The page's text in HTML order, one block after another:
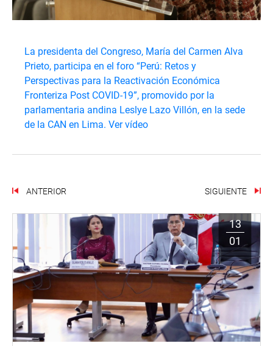
La presidenta del Congreso, María del Carmen Alva
Prieto, participa en el foro “Perú: Retos y
Perspectivas para la Reactivación Económica
Fronteriza Post COVID-19”, promovido por la
parlamentaria andina Leslye Lazo Villón, en la sede
de la CAN en Lima. Ver vídeo
ANTERIOR SIGUIENTE
13
01